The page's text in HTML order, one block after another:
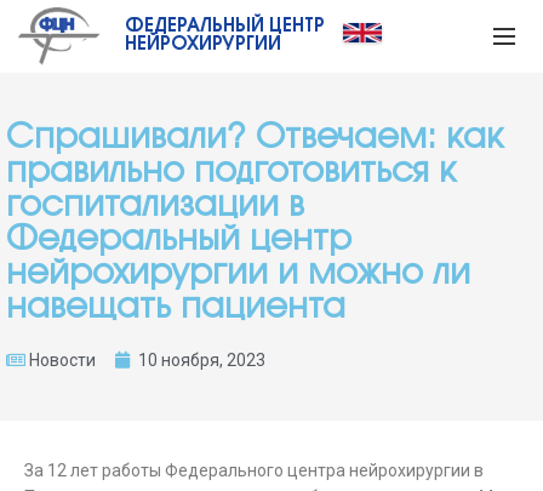
ФЕДЕРАЛЬНЫЙ ЦЕНТР
НЕЙРОХИРУРГИИ
Спрашивали? Отвечаем: как
правильно подготовиться к
госпитализации в
Федеральный центр
нейрохирургии и можно ли
навещать пациента
Новости 10 ноября, 2023
За 12 лет работы Федерального центра нейрохирургии в